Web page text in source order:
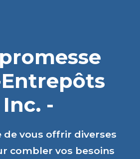
Inc. -
de vous offrir diverses
combler vos besoins